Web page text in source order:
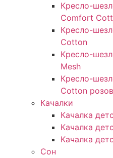
Кресло-
Comfort
Кресло-
Cotton
Кресло-
Mesh
Кресло-
Cotton
Качалки
Качалка
Качалка
Качалка
Сон